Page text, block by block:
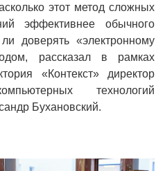
этот метод сложных
эффективнее обычного
доверять «электронному
рассказал в рамках
«Контекст» директор
технологий
Бухановский.